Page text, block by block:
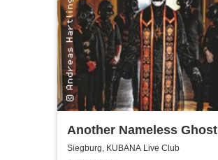
Another Nameless Ghost
Siegburg, KUBANA Live Club